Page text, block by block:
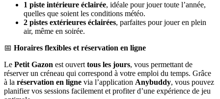
1 piste intérieure éclairée, idéale pour jouer toute l’année,
quelles que soient les conditions météo.
2 pistes extérieures éclairées, parfaites pour jouer en plein
air, même en soirée.
📅 Horaires flexibles et réservation en ligne
Le Petit Gazon est ouvert tous les jours, vous permettant de
réserver un créneau qui correspond à votre emploi du temps. Grâce
à la réservation en ligne via l’application Anybuddy, vous pouvez
planifier vos sessions facilement et profiter d’une expérience de jeu